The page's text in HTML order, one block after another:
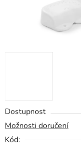
Dostupnost
Možnosti doručení
Kód: